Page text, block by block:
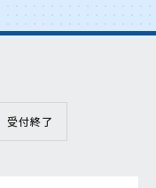
受付終了